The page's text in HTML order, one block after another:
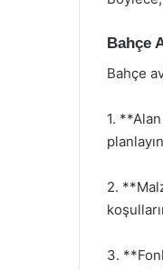
Bahçe
Bahçe
1.
2.
3.